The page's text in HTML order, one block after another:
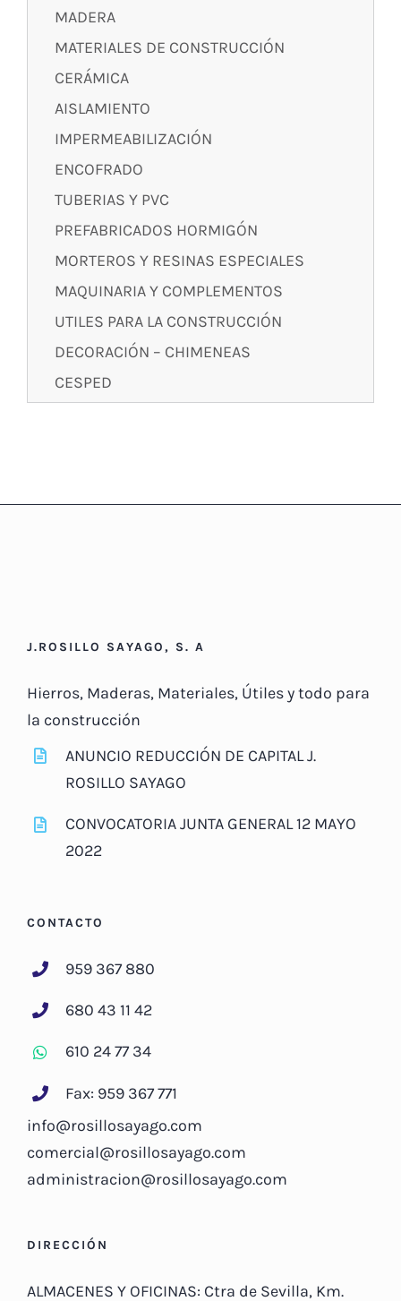
MADERA
MATERIALES DE CONSTRUCCIÓN
CERÁMICA
AISLAMIENTO
IMPERMEABILIZACIÓN
ENCOFRADO
TUBERIAS Y PVC
PREFABRICADOS HORMIGÓN
MORTEROS Y RESINAS ESPECIALES
MAQUINARIA Y COMPLEMENTOS
UTILES PARA LA CONSTRUCCIÓN
DECORACIÓN – CHIMENEAS
CESPED
J.ROSILLO SAYAGO, S. A
Hierros, Maderas, Materiales, Útiles y todo para
la construcción
ANUNCIO REDUCCIÓN DE CAPITAL J.
ROSILLO SAYAGO
CONVOCATORIA JUNTA GENERAL 12 MAYO
2022
CONTACTO
959 367 880
680 43 11 42
610 24 77 34
Fax: 959 367 771
info@rosillosayago.com
comercial@rosillosayago.com
administracion@rosillosayago.com
DIRECCIÓN
ALMACENES Y OFICINAS: Ctra de Sevilla, Km.